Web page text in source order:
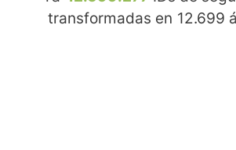
transformadas en 12.699